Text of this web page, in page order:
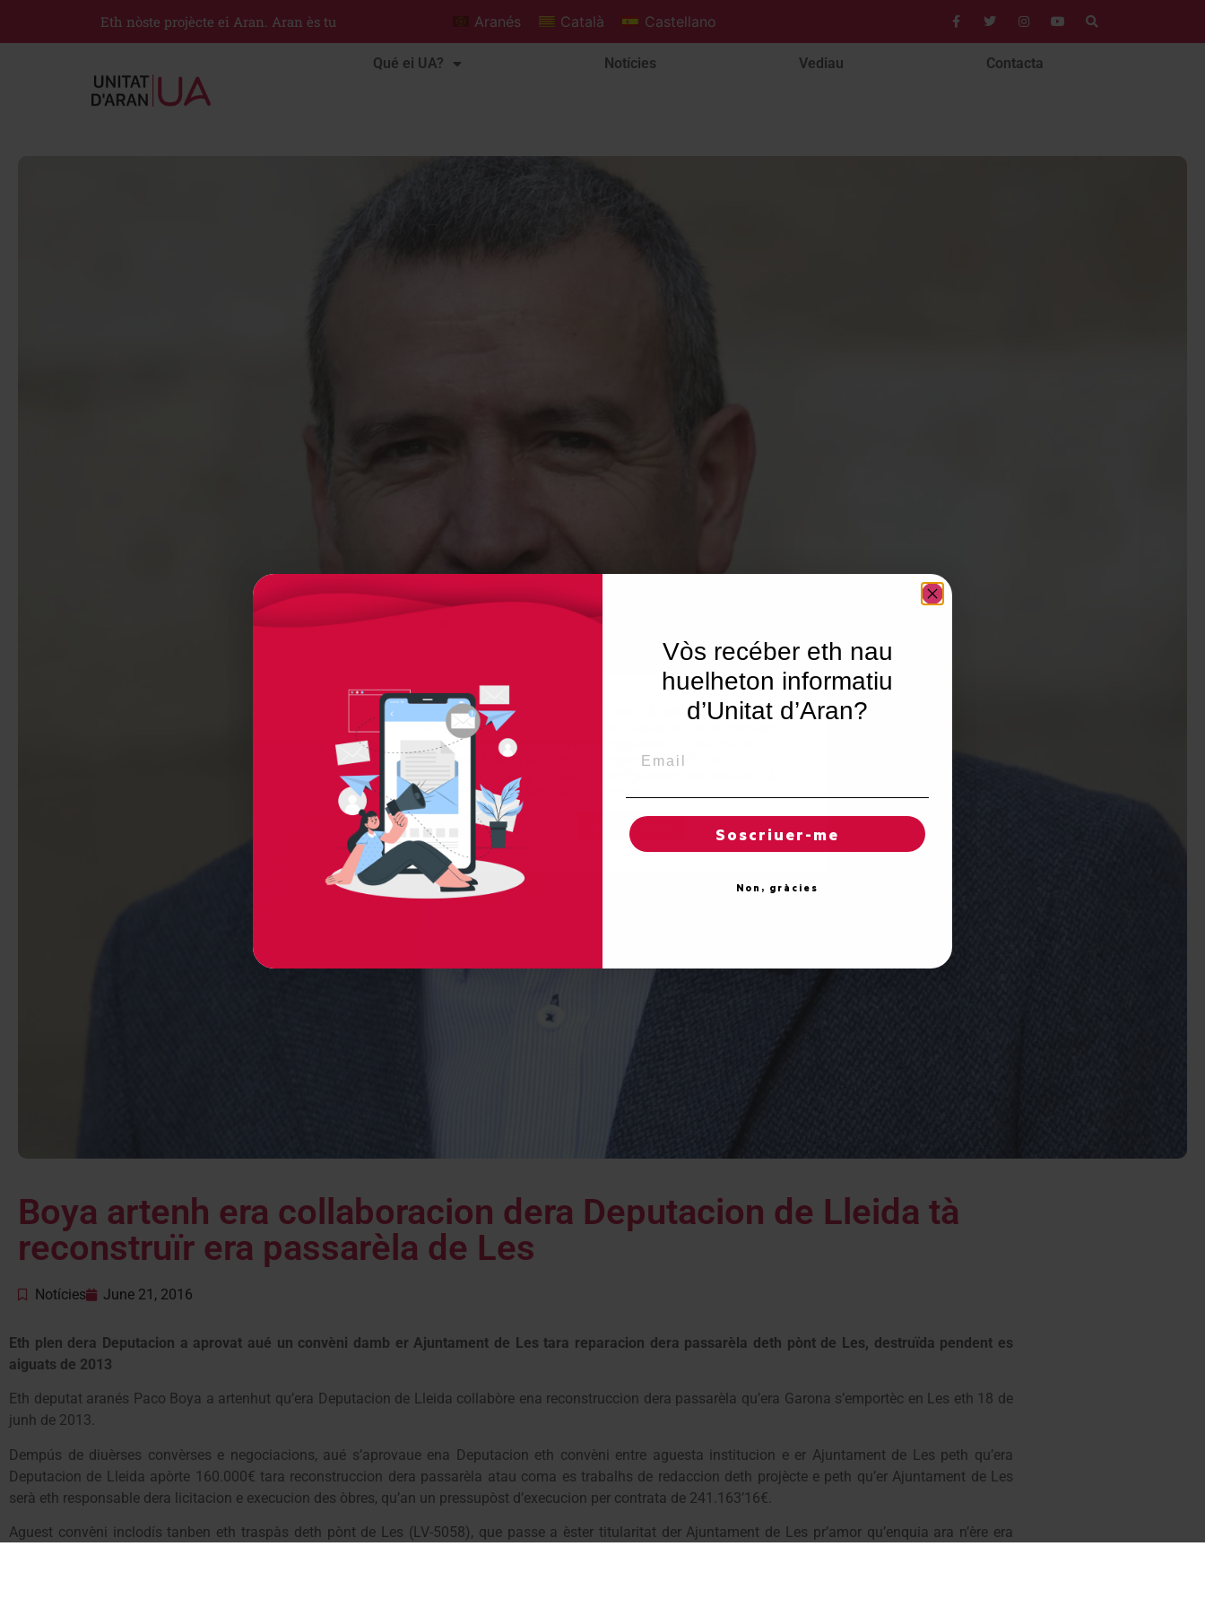
Eth nòste projècte ei Aran. Aran ès tu Aranés Català Castellano
Qué ei UA? Notícies Vediau Contacta
Boya artenh era collaboracion dera Deputacion de Lleida tà
reconstruïr era passarèla de Les
Notícies June 21, 2016
Eth plen dera Deputacion a aprovat aué un convèni damb er Ajuntament de Les tara reparacion dera passarèla deth pònt de Les, destruïda pendent es
aiguats de 2013
Eth deputat aranés Paco Boya a artenhut qu’era Deputacion de Lleida collabòre ena reconstruccion dera passarèla qu’era Garona s’emportèc en Les eth 18 de
junh de 2013.
Dempús de diuèrses convèrses e negociacions, aué s’aprovaue ena Deputacion eth convèni entre aguesta institucion e er Ajuntament de Les peth qu’era
Deputacion de Lleida apòrte 160.000€ tara reconstruccion dera passarèla atau coma es trabalhs de redaccion deth projècte e peth qu’er Ajuntament de Les
serà eth responsable dera licitacion e execucion des òbres, qu’an un pressupòst d’execucion per contrata de 241.163’16€.
Aguest convèni inclodís tanben eth traspàs deth pònt de Les (LV-5058), que passe a èster titularitat der Ajuntament de Les pr’amor qu’enquia ara n’ère era
Utilisam "cookies" en nòste lòc web tà balhar ar usuari ua
experiéncia personalizada e optimizada, en tot rebrembar
es sues preferéncies e visites regulares. En hèr clic en
"Acceptar totes", accèpte er emplec de TOTES es
"cookies". Totun, pòt visitar "Configuracion de cookies" tà
concedir un consentiment controlat.
Reglatges de "cookies" Acceptar totes
Vòs recéber eth nau
huelheton informatiu
d’Unitat d’Aran?
Soscriuer-me
Non, gràcies